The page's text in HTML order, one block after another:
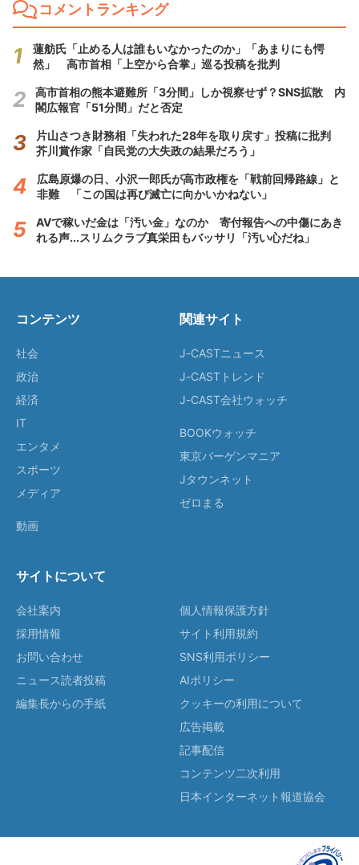
コメントランキング
蓮舫氏「止める人は誰もいなかったのか」「あまりにも愕
然」 高市首相「上空から合掌」巡る投稿を批判
高市首相の熊本避難所「3分間」しか視察せず？SNS拡散 内
閣広報官「51分間」だと否定
片山さつき財務相「失われた28年を取り戻す」投稿に批判
芥川賞作家「自民党の大失政の結果だろう」
広島原爆の日、小沢一郎氏が高市政権を「戦前回帰路線」と
非難 「この国は再び滅亡に向かいかねない」
AVで稼いだ金は「汚い金」なのか 寄付報告への中傷にあき
れる声...スリムクラブ真栄田もバッサリ「汚い心だね」
コンテンツ
社会
政治
経済
IT
エンタメ
スポーツ
メディア
動画
関連サイト
J-CASTニュース
J-CASTトレンド
J-CAST会社ウォッチ
BOOKウォッチ
東京バーゲンマニア
Jタウンネット
ゼロまる
サイトについて
会社案内
採用情報
お問い合わせ
ニュース読者投稿
編集長からの手紙
個人情報保護方針
サイト利用規約
SNS利用ポリシー
AIポリシー
クッキーの利用について
広告掲載
記事配信
コンテンツ二次利用
日本インターネット報道協会